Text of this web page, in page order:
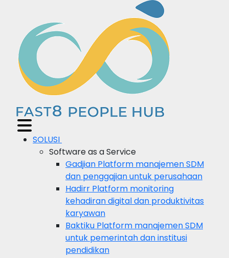
SOLUSI
Software as a Service
Gadjian Platform manajemen SDM
dan penggajian untuk perusahaan
Hadirr Platform monitoring
kehadiran digital dan produktivitas
karyawan
Baktiku Platform manajemen SDM
untuk pemerintah dan institusi
pendidikan